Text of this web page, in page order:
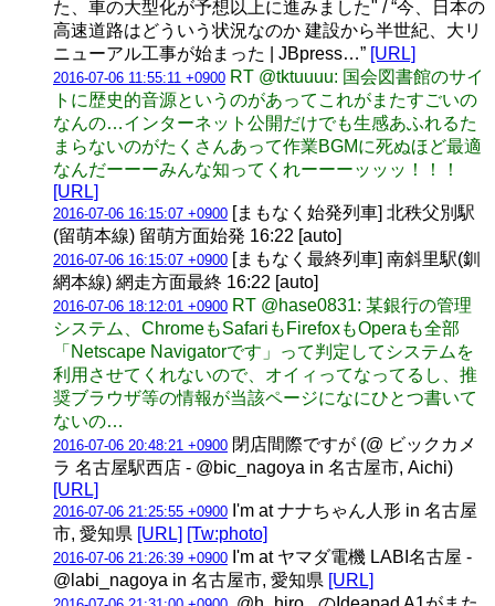
た、車の大型化が予想以上に進みました" / “今、日本の
高速道路はどういう状況なのか 建設から半世紀、大リ
ニューアル工事が始まった | JBpress…” [URL]
2016-07-06 11:55:11 +0900 RT @tktuuuu: 国会図書館のサイ
トに歴史的音源というのがあってこれがまたすごいの
なんの…インターネット公開だけでも生感あふれるた
まらないのがたくさんあって作業BGMに死ぬほど最適
なんだーーーみんな知ってくれーーーッッッ！！！
[URL]
2016-07-06 16:15:07 +0900 [まもなく始発列車] 北秩父別駅
(留萌本線) 留萌方面始発 16:22 [auto]
2016-07-06 16:15:07 +0900 [まもなく最終列車] 南斜里駅(釧
網本線) 網走方面最終 16:22 [auto]
2016-07-06 18:12:01 +0900 RT @hase0831: 某銀行の管理
システム、ChromeもSafariもFirefoxもOperaも全部
「Netscape Navigatorです」って判定してシステムを
利用させてくれないので、オイィってなってるし、推
奨ブラウザ等の情報が当該ページになにひとつ書いて
ないの…
2016-07-06 20:48:21 +0900 閉店間際ですが (@ ビックカメ
ラ 名古屋駅西店 - @bic_nagoya in 名古屋市, Aichi)
[URL]
2016-07-06 21:25:55 +0900 I'm at ナナちゃん人形 in 名古屋
市, 愛知県 [URL] [Tw:photo]
2016-07-06 21:26:39 +0900 I'm at ヤマダ電機 LABI名古屋 -
@labi_nagoya in 名古屋市, 愛知県 [URL]